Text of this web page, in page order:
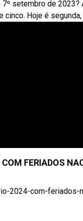
setembro de
Hoje é
FERIADOS
2024-com-